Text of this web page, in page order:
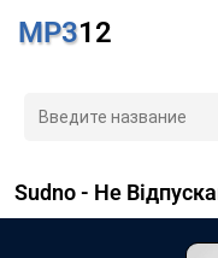
MP312
Sudno - Не